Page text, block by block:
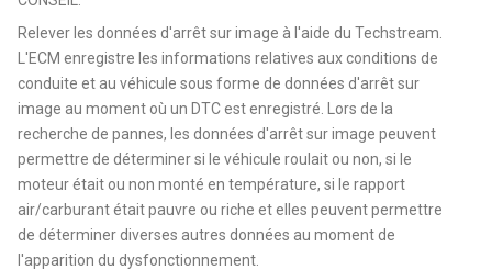
Relever les données d'arrêt sur image à l'aide du Techstream.
L'ECM enregistre les informations relatives aux conditions de
conduite et au véhicule sous forme de données d'arrêt sur
image au moment où un DTC est enregistré. Lors de la
recherche de pannes, les données d'arrêt sur image peuvent
permettre de déterminer si le véhicule roulait ou non, si le
moteur était ou non monté en température, si le rapport
air/carburant était pauvre ou riche et elles peuvent permettre
de déterminer diverses autres données au moment de
l'apparition du dysfonctionnement.